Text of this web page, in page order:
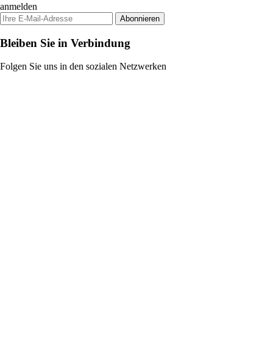
anmelden
Abonnieren
Bleiben Sie in Verbindung
Folgen Sie uns in den sozialen Netzwerken